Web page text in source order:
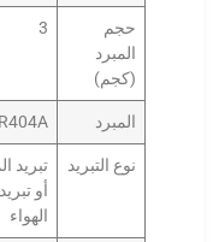
حجم
المبرد
(كجم)
3
المبرد R404A
نوع التبريد
تبريد
أو تبريد
الهواء